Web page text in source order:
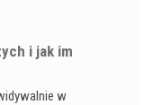
i jak im
w